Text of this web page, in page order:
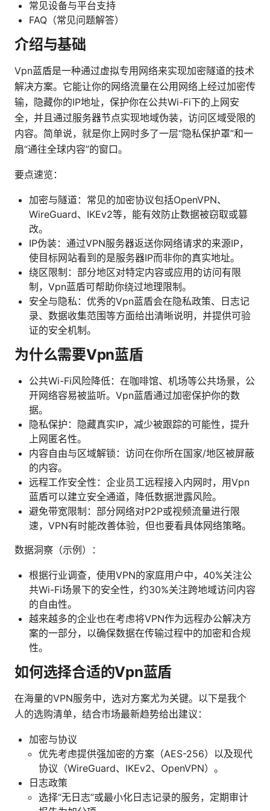
常见设备与平台支持
FAQ（常见问题解答）
介绍与基础
Vpn蓝盾是一种通过虚拟专用网络来实现加密隧道的技术
解决方案。它能让你的网络流量在公用网络上经过加密传
输，隐藏你的IP地址，保护你在公共Wi-Fi下的上网安
全，并且通过服务器节点实现地域伪装，访问区域受限的
内容。简单说，就是你上网时多了一层“隐私保护罩”和一
扇“通往全球内容”的窗口。
要点速览：
加密与隧道：常见的加密协议包括OpenVPN、
WireGuard、IKEv2等，能有效防止数据被窃取或篡
改。
IP伪装：通过VPN服务器返送你网络请求的来源IP，
使目标网站看到的是服务器IP而非你的真实地址。
绕区限制：部分地区对特定内容或应用的访问有限
制，Vpn蓝盾可帮助你绕过地理限制。
安全与隐私：优秀的Vpn蓝盾会在隐私政策、日志记
录、数据收集范围等方面给出清晰说明，并提供可验
证的安全机制。
为什么需要Vpn蓝盾
公共Wi-Fi风险降低：在咖啡馆、机场等公共场景，公
开网络容易被监听。Vpn蓝盾通过加密保护你的数
据。
隐私保护：隐藏真实IP，减少被跟踪的可能性，提升
上网匿名性。
内容自由与区域解锁：访问在你所在国家/地区被屏蔽
的内容。
远程工作安全性：企业员工远程接入内网时，用Vpn
蓝盾可以建立安全通道，降低数据泄露风险。
避免带宽限制：部分网络对P2P或视频流量进行限
速，VPN有时能改善体验，但也要看具体网络策略。
数据洞察（示例）：
根据行业调查，使用VPN的家庭用户中，40%关注公
共Wi-Fi场景下的安全性，约30%关注跨地域访问内容
的自由性。
越来越多的企业也在考虑将VPN作为远程办公解决方
案的一部分，以确保数据在传输过程中的加密和合规
性。
如何选择合适的Vpn蓝盾
在海量的VPN服务中，选对方案尤为关键。以下是我个
人的选购清单，结合市场最新趋势给出建议：
加密与协议
优先考虑提供强加密的方案（AES-256）以及现代
协议（WireGuard、IKEv2、OpenVPN）。
日志政策
选择“无日志”或最小化日志记录的服务，定期审计